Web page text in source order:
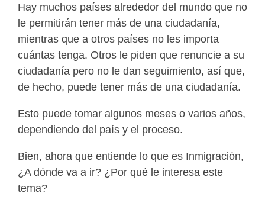
Hay muchos países alrededor del mundo que no
le permitirán tener más de una ciudadanía,
mientras que a otros países no les importa
cuántas tenga. Otros le piden que renuncie a su
ciudadanía pero no le dan seguimiento, así que,
de hecho, puede tener más de una ciudadanía.
Esto puede tomar algunos meses o varios años,
dependiendo del país y el proceso.
Bien, ahora que entiende lo que es Inmigración,
¿A dónde va a ir? ¿Por qué le interesa este
tema?